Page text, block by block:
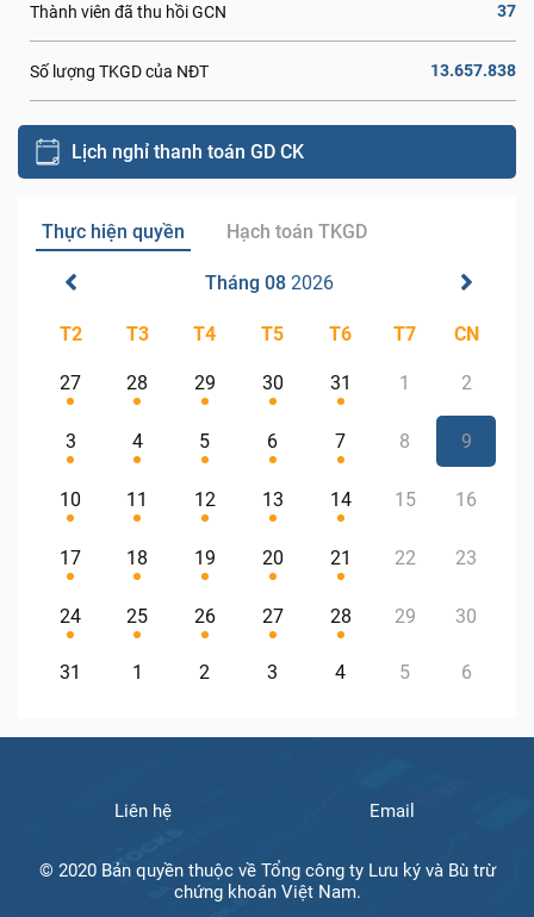
Thành viên đã thu hồi GCN 37
Số lượng TKGD của NĐT 13.657.838
Lịch nghỉ thanh toán GD CK
Thực hiện quyền Hạch toán TKGD
Tháng 08 2026
T2 T3 T4 T5 T6 T7 CN
27 28 29 30 31 1 2
3 4 5 6 7 8 9
10 11 12 13 14 15 16
17 18 19 20 21 22 23
24 25 26 27 28 29 30
31 1 2 3 4 5 6
Liên hệ Email
© 2020 Bản quyền thuộc về Tổng công ty Lưu ký và Bù trừ
chứng khoán Việt Nam.